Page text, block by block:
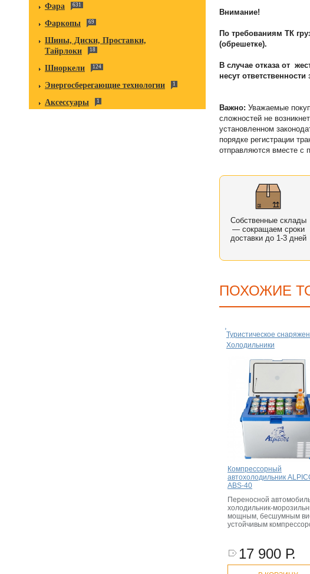
Фара 631
Фаркопы 69
Шины, Диски, Проставки,
Тайрлоки
18
Шноркели 124
Энергосберегающие технологии 1
Аксессуары 1
Внимание!
По требованиям ТК
(обрешетке).
В случае отказа от
несут
Важно: Уважаемые
сложностей не
установленном
порядке регистрации
отправляются вместе с
Собственные склады
— сокращаем сроки
доставки до 1-3 дней
ПОХОЖИЕ
Туристическое
Холодильники
Компрессорный
автохолодильник
ABS-40
Переносной
холодильник-
мощным, бесшумным
устойчивым
17 900 Р.